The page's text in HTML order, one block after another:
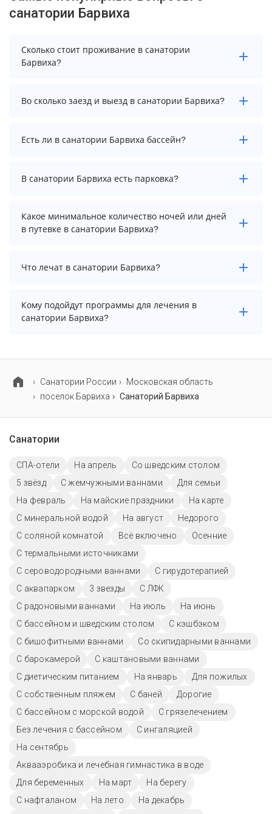
санатории Барвиха
Сколько стоит проживание в санатории
Барвиха?
Стоимость проживания в санатории Барвиха
начинается от 5000 рублей. Чтобы увидеть
Во сколько заезд и выезд в санатории Барвиха?
Заезд возможен после 10:00, а выезд необходимо
осуществить до 9:00.
Есть ли в санатории Барвиха бассейн?
В санатории Барвиха есть закрытый бассейн.
Температура в бассейне: 27-29 °C.
В санатории Барвиха есть парковка?
В санатории Барвиха есть парковка, уточните
информацию перед бронированием у менеджера,
Какое минимальное количество ночей или дней
в путевке в санатории Барвиха?
Минимальный срок путевки зависит от выбранного
тарифа. Для тарифа с лечением рекомендуем
Что лечат в санатории Барвиха?
Основные профили лечения в санатории: опорно-
двигательный аппарат, реабилитация после covid-19
Кому подойдут программы для лечения в
санатории Барвиха?
и пенсионеров.
Cанатории России
Московская область
поселок Барвиха
Санаторий Барвиха
Санатории
СПА-отели На апрель
Со шведским столом
5 звёзд
С жемчужными ваннами
Для семьи
На февраль
На майские праздники
На карте
С минеральной водой
На август
Недорого
С соляной комнатой
Всё включено
Осенние
С термальными источниками
С сероводородными ваннами
С гирудотерапией
С аквапарком
3 звезды
С ЛФК
С радоновыми ваннами
На июль
На июнь
С бассейном и шведским столом
С кэшбэком
С бишофитными ваннами
Со скипидарными ваннами
С барокамерой
С каштановыми ваннами
С диетическим питанием
На январь
Для пожилых
С собственным пляжем
С баней
Дорогие
С бассейном с морской водой
С грязелечением
Без лечения с бассейном
С ингаляцией
На сентябрь
Аквааэробика и лечебная гимнастика в воде
Для беременных
На март
На берегу
С нафталаном
На лето
На декабрь